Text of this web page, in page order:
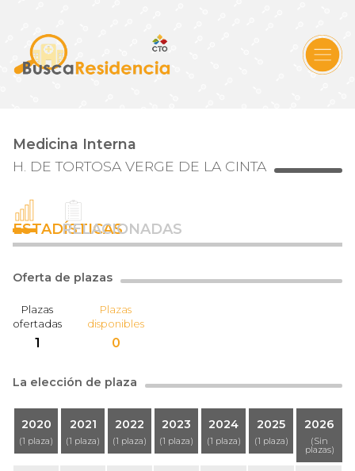
Medicina Interna
H. DE TORTOSA VERGE DE LA CINTA
ESTADÍSTICAS
RELACIONADAS
Oferta de plazas
Plazas
ofertadas
1
Plazas
disponibles
0
La elección de plaza
2020
(1 plaza)
2021
(1 plaza)
2022
(1 plaza)
2023
(1 plaza)
2024
(1 plaza)
2025
(1 plaza)
2026
(Sin
plazas)